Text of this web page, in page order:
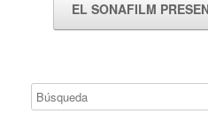
EL SONAFILM